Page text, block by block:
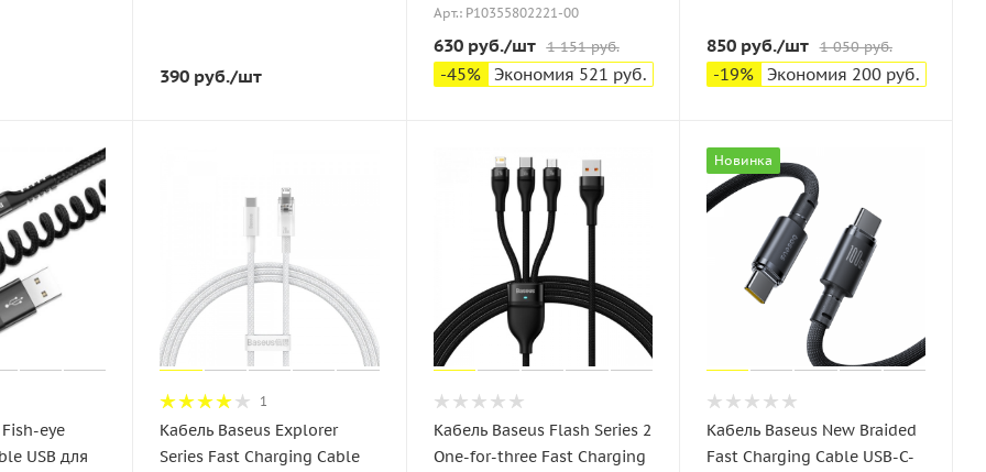
390 руб./шт
Арт.: P10355802221-00
630руб./шт 1 151руб.
-45% Экономия 521 руб.
850руб./шт 1 050руб.
-19% Экономия 200руб.
eye
USB для
1
Кабель Baseus Explorer
Series Fast Charging Cable
Кабель Baseus Flash Series 2
One-for-three Fast Charging
Новинка
Кабель Baseus New Braided
Fast Charging Cable USB-C-